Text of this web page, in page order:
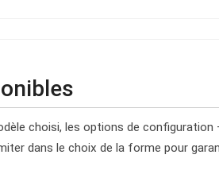
choisi, les options de
dans le choix de la forme pour